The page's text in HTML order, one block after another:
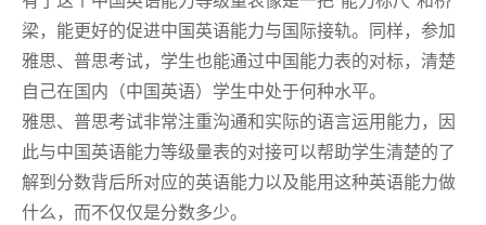
梁，能更好的促进中国英语能力与国际接轨。同样，参加
雅思、普思考试，学生也能通过中国能力表的对标，清楚
自己在国内（中国英语）学生中处于何种水平。
雅思、普思考试非常注重沟通和实际的语言运用能力，因
此与中国英语能力等级量表的对接可以帮助学生清楚的了
解到分数背后所对应的英语能力以及能用这种英语能力做
什么，而不仅仅是分数多少。